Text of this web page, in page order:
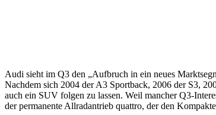
Audi sieht im Q3 den „Aufbruch in ein neues
Nachdem sich 2004 der A3 Sportback, 2006 der S3,
auch ein SUV folgen zu lassen. Weil mancher Q3-
der permanente Allradantrieb quattro, der den